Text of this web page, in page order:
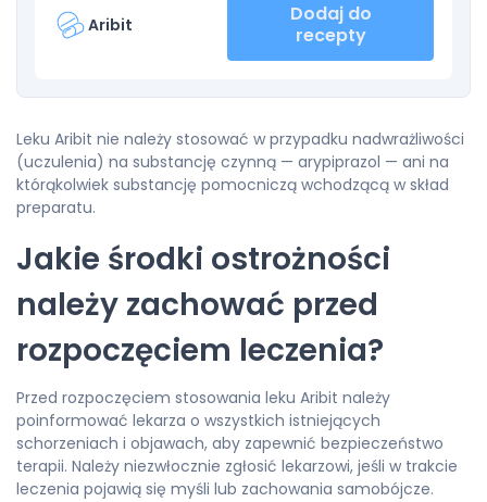
Aribit
Dodaj do
recepty
Leku Aribit nie należy stosować w przypadku nadwrażliwości
(uczulenia) na substancję czynną — arypiprazol — ani na
którąkolwiek substancję pomocniczą wchodzącą w skład
preparatu.
Jakie środki ostrożności
należy zachować przed
rozpoczęciem leczenia?
Przed rozpoczęciem stosowania leku Aribit należy
poinformować lekarza o wszystkich istniejących
schorzeniach i objawach, aby zapewnić bezpieczeństwo
terapii. Należy niezwłocznie zgłosić lekarzowi, jeśli w trakcie
leczenia pojawią się myśli lub zachowania samobójcze.